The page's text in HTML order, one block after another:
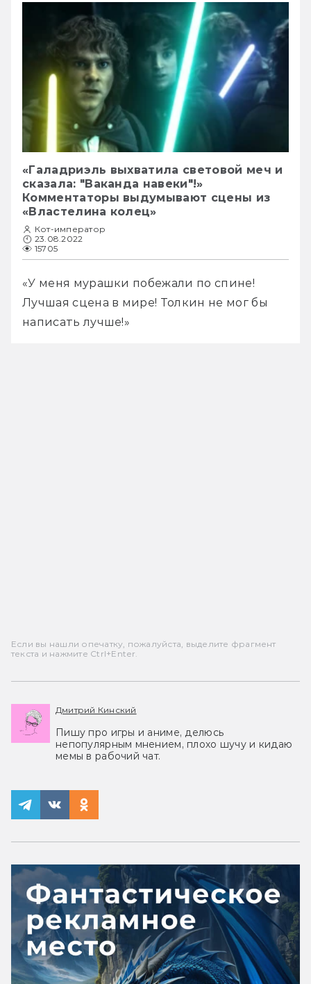
«Галадриэль выхватила световой меч и
сказала: "Ваканда навеки"!»
Комментаторы выдумывают сцены из
«Властелина колец»
Кот-император
23.08.2022
15705
«У меня мурашки побежали по спине!
Лучшая сцена в мире! Толкин не мог бы
Если вы нашли опечатку, пожалуйста, выделите фрагмент
текста и нажмите Ctrl+Enter.
Дмитрий Кинский
Пишу про игры и аниме, делюсь
непопулярным мнением, плохо шучу и кидаю
мемы в рабочий чат.